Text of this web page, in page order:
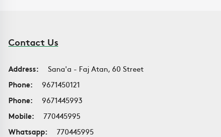
Contact Us
Address:
Sana'a - Faj Atan, 60 Street
Phone:
9671450121
Phone:
9671445993
Mobile:
770445995
Whatsapp:
770445995